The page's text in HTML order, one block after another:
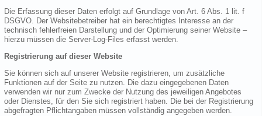
Die Erfassung dieser Daten erfolgt auf Grundlage von Art. 6 Abs. 1 lit. f
DSGVO. Der Websitebetreiber hat ein berechtigtes Interesse an der
technisch fehlerfreien Darstellung und der Optimierung seiner Website –
hierzu müssen die Server-Log-Files erfasst werden.
Registrierung auf dieser Website
Sie können sich auf unserer Website registrieren, um zusätzliche
Funktionen auf der Seite zu nutzen. Die dazu eingegebenen Daten
verwenden wir nur zum Zwecke der Nutzung des jeweiligen Angebotes
oder Dienstes, für den Sie sich registriert haben. Die bei der Registrierung
abgefragten Pflichtangaben müssen vollständig angegeben werden.